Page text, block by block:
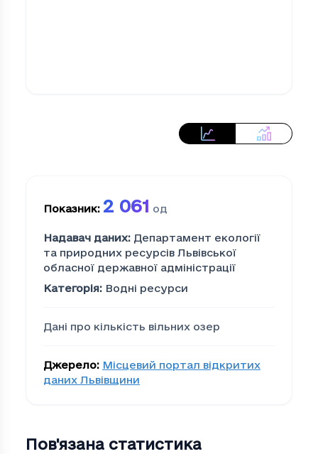
Показник: 2 061 од
Надавач даних: Департамент екології
та природних ресурсів Львівської
обласної державної адміністрації
Категорія: Водні ресурси
Дані про кількість вільних озер
Джерело: Місцевий портал відкритих
даних Львівщини
Пов'язана статистика